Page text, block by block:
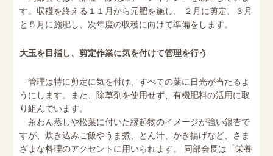
す。収穫を終える１１月から元肥を施し、 ２月に剪定、３月
と５月に施肥し、次年度の収穫に向けて準備をします。
大玉を目指し、剪定作業に気を付けて管理を行う
管理は特に剪定に気を付け、すべての葉に日光が当たるよ
うにします。また、除草剤を使用せず、有機肥料の活用に取
り組んでいます。
茶わん蒸しや松葉に付いた縁起物のイメージが強い銀杏で
すが、炊き込みご飯やうま煮、とん汁、かき揚げなど、さま
ざまな料理のアクセントに用いられます。 同部会長は「栄養